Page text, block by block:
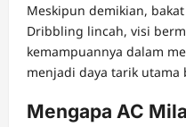
Meskipun demikian,
Dribbling lincah, visi
kemampuannya dalam
menjadi daya tarik utama
Mengapa AC